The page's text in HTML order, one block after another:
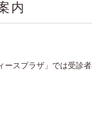
内
ースプラザ」では受診